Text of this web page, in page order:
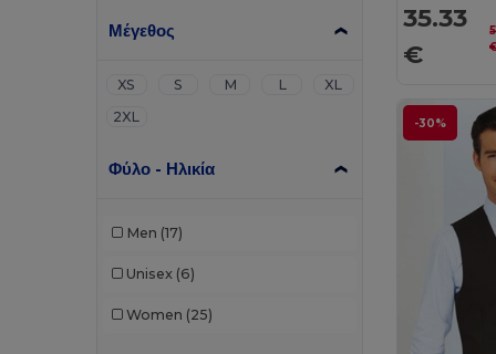
Μέγεθος
XS S M L
XL
2XL
Φύλο - Ηλικία
Men (17)
Unisex (6)
Women (25)
35.33
€
-30%